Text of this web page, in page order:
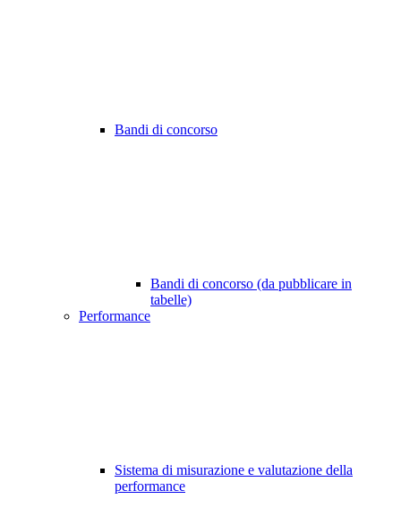
Bandi di concorso
Bandi di concorso (da pubblicare in
tabelle)
Performance
Sistema di misurazione e valutazione della
performance